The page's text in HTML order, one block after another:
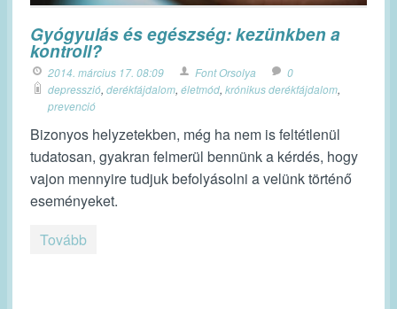
Gyógyulás és egészség: kezünkben a
kontroll?
2014. március 17. 08:09 Font Orsolya
0
depresszió, derékfájdalom, életmód, krónikus derékfájdalom,
prevenció
Bizonyos helyzetekben, még ha nem is feltétlenül
tudatosan, gyakran felmerül bennünk a kérdés, hogy
vajon mennyire tudjuk befolyásolni a velünk történő
eseményeket.
Tovább